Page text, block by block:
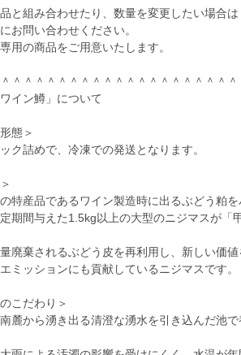
と組み合わせたり、数量を変更したい場合は
お問い合わせください。
用の商品をご用意いたします。
＾＾＾＾＾＾＾＾＾＾＾＾＾＾＾＾＾＾＾＾
ワイン鱒」について
態＞
ク詰めで、冷凍での発送となります。
特産品であるワイン製造時に出るぶどう粕
期間与えた1.5kg以上の大型のニジマスが「
廃棄されるぶどう皮を再利用し、新しい価値
ミッションにも貢献しているニジマスです。
こだわり＞
麓から湧き出る清澄な湧水を引き込んだ池で